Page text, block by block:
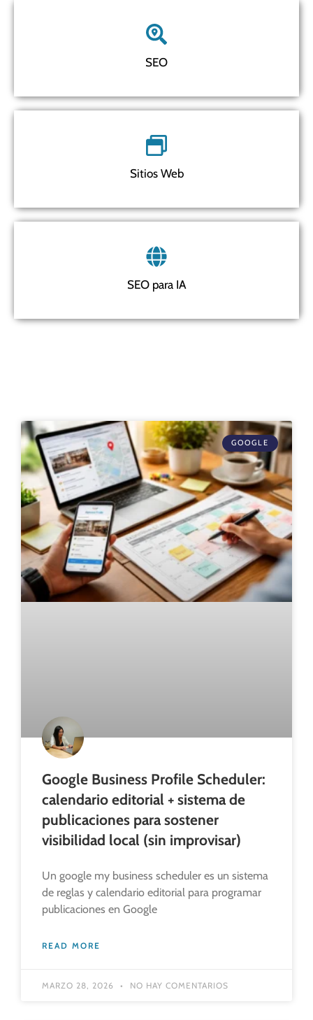
SEO
Sitios Web
SEO para IA
GOOGLE
Google Business Profile Scheduler:
calendario editorial + sistema de
publicaciones para sostener
visibilidad local (sin improvisar)
Un google my business scheduler es un sistema
de reglas y calendario editorial para programar
publicaciones en Google
READ MORE
MARZO 28, 2026 NO HAY COMENTARIOS